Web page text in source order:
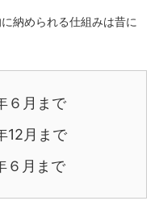
納められる仕組みは昔に
６月まで
12月まで
６月まで